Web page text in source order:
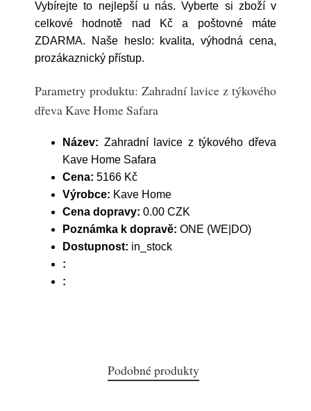
Vybírejte to nejlepší u nás. Vyberte si zboží v
celkové hodnotě nad Kč a poštovné máte
ZDARMA. Naše heslo: kvalita, výhodná cena,
prozákaznický přístup.
Parametry produktu: Zahradní lavice z týkového
dřeva Kave Home Safara
Název: Zahradní lavice z týkového dřeva
Kave Home Safara
Cena: 5166 Kč
Výrobce: Kave Home
Cena dopravy: 0.00 CZK
Poznámka k dopravě: ONE (WE|DO)
Dostupnost: in_stock
:
:
Podobné produkty